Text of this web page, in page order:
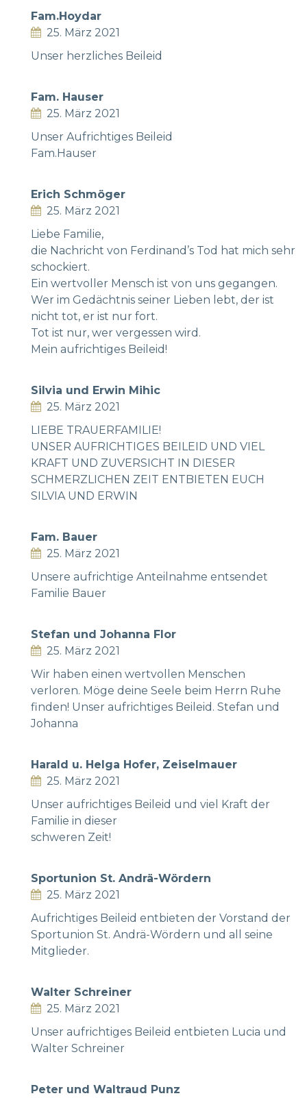
Fam.Hoydar
25. März 2021
Unser herzliches Beileid
Fam. Hauser
25. März 2021
Unser Aufrichtiges Beileid
Fam.Hauser
Erich Schmöger
25. März 2021
Liebe Familie,
die Nachricht von Ferdinand’s Tod hat mich sehr
schockiert.
Ein wertvoller Mensch ist von uns gegangen.
Wer im Gedächtnis seiner Lieben lebt, der ist
nicht tot, er ist nur fort.
Tot ist nur, wer vergessen wird.
Mein aufrichtiges Beileid!
Silvia und Erwin Mihic
25. März 2021
LIEBE TRAUERFAMILIE!
UNSER AUFRICHTIGES BEILEID UND VIEL
KRAFT UND ZUVERSICHT IN DIESER
SCHMERZLICHEN ZEIT ENTBIETEN EUCH
SILVIA UND ERWIN
Fam. Bauer
25. März 2021
Unsere aufrichtige Anteilnahme entsendet
Familie Bauer
Stefan und Johanna Flor
25. März 2021
Wir haben einen wertvollen Menschen
verloren. Möge deine Seele beim Herrn Ruhe
finden! Unser aufrichtiges Beileid. Stefan und
Johanna
Harald u. Helga Hofer, Zeiselmauer
25. März 2021
Unser aufrichtiges Beileid und viel Kraft der
Familie in dieser
schweren Zeit!
Sportunion St. Andrä-Wördern
25. März 2021
Aufrichtiges Beileid entbieten der Vorstand der
Sportunion St. Andrä-Wördern und all seine
Mitglieder.
Walter Schreiner
25. März 2021
Unser aufrichtiges Beileid entbieten Lucia und
Walter Schreiner
Peter und Waltraud Punz